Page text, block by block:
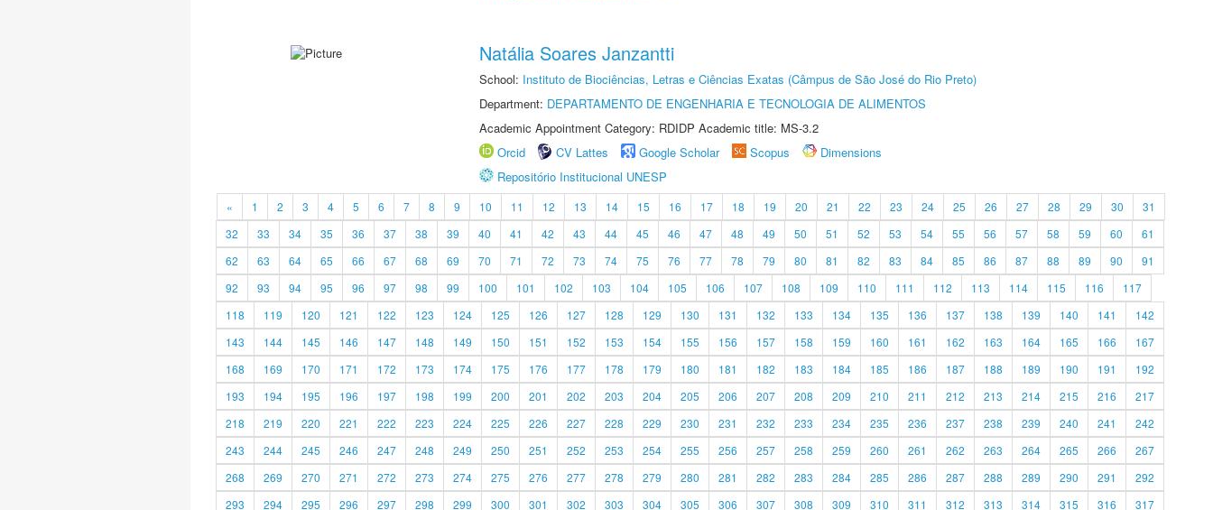
Natália Soares Janzantti
School: Instituto de Biociências, Letras e Ciências Exatas (Câmpus de São José do Rio Preto)
Department: DEPARTAMENTO DE ENGENHARIA E TECNOLOGIA DE ALIMENTOS
Academic Appointment Category: RDIDP Academic title: MS-3.2
Orcid
CV Lattes Google Scholar Scopus
Dimensions
Repositório Institucional UNESP
« 1 2 3 4 5 6 7 8 9 10 11 12 13 14 15 16 17 18 19 20 21 22 23 24 25 26 27 28 29 30
31
32
33 34 35 36 37 38 39 40 41 42 43 44 45 46 47 48 49 50 51 52 53 54 55 56 57 58 59 60
61
62
63 64 65 66 67 68 69 70 71 72 73 74 75 76 77 78 79 80 81 82 83 84 85 86 87 88 89 90
91
92
93 94 95 96 97 98 99 100 101 102 103 104 105 106 107 108 109 110 111 112 113 114 115 116
117
118
119 120 121 122 123 124 125 126 127 128 129 130 131 132 133 134 135 136 137 138 139 140 141
142
143
144 145 146 147 148 149 150 151 152 153 154 155 156 157 158 159 160 161 162 163 164 165 166
167
168
169 170 171 172 173 174 175 176 177 178 179 180 181 182 183 184 185 186 187 188 189 190 191
192
193
194 195 196 197 198 199 200 201 202 203 204 205 206 207 208 209 210 211 212 213 214 215 216
217
218
219 220 221 222 223 224 225 226 227 228 229 230 231 232 233 234 235 236 237 238 239 240 241
242
243
244 245 246 247 248 249 250 251 252 253 254 255 256 257 258 259 260 261 262 263 264 265 266
267
268
269 270 271 272 273 274 275 276 277 278 279 280 281 282 283 284 285 286 287 288 289 290 291
292
293
294 295 296 297 298 299 300 301 302 303 304 305 306 307 308 309 310 311 312 313 314 315 316 317